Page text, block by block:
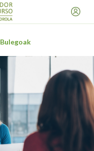
Bulegoak